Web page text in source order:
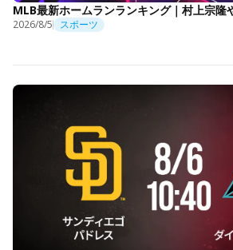
MLB最新ホームランランキング｜村上宗隆
2026/8/5 スポーツ